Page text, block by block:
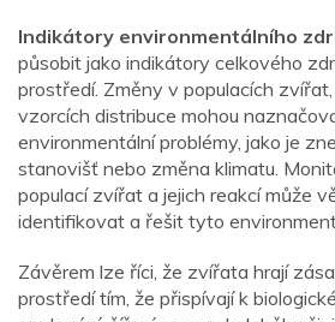
Indikátory environmentálního
působit jako indikátory celkového
prostředí. Změny v populacích
vzorcích distribuce mohou
environmentální problémy, jako je
stanovišť nebo změna klimatu.
populací zvířat a jejich reakcí může
identifikovat a řešit tyto
Závěrem lze říci, že zvířata hrají
prostředí tím, že přispívají k